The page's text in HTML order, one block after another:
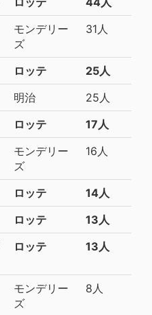
モンデリー
ズ
31人
ロッテ
25人
明治
25人
ロッテ
17人
モンデリー
ズ
16人
ロッテ
14人
ロッテ
13人
ロッテ 13人
モンデリー
ズ
8人